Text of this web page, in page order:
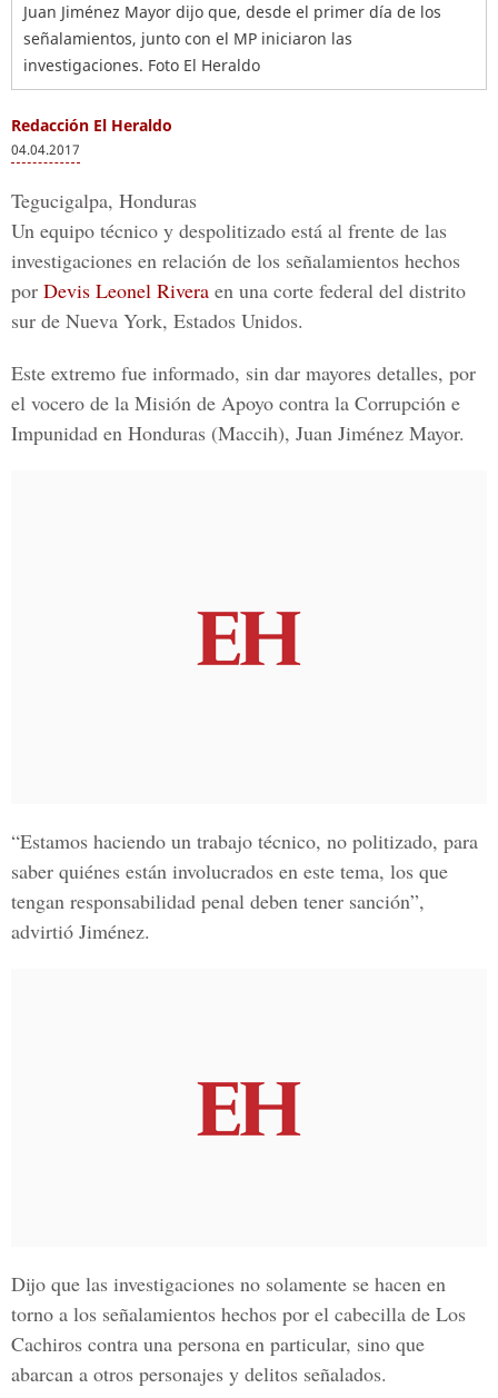
Juan Jiménez Mayor dijo que, desde el primer día de los
señalamientos, junto con el MP iniciaron las
investigaciones. Foto El Heraldo
Redacción El Heraldo
04.04.2017
Tegucigalpa, Honduras
Un equipo técnico y despolitizado está al frente de las
investigaciones en relación de los señalamientos hechos
por Devis Leonel Rivera en una corte federal del distrito
sur de Nueva York, Estados Unidos.
Este extremo fue informado, sin dar mayores detalles, por
el vocero de la Misión de Apoyo contra la Corrupción e
Impunidad en Honduras (Maccih), Juan Jiménez Mayor.
“Estamos haciendo un trabajo técnico, no politizado, para
saber quiénes están involucrados en este tema, los que
tengan responsabilidad penal deben tener sanción”,
advirtió Jiménez.
Dijo que las investigaciones no solamente se hacen en
torno a los señalamientos hechos por el cabecilla de Los
Cachiros contra una persona en particular, sino que
abarcan a otros personajes y delitos señalados.